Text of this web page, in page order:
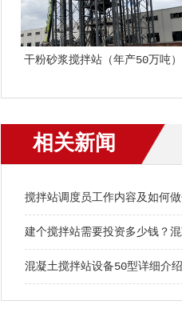
干粉砂浆搅拌站（年产50万吨）
相关新闻
搅拌站调度员工作内容及如何
建个搅拌站需要投资多少钱？
混凝土搅拌站设备50型详细介